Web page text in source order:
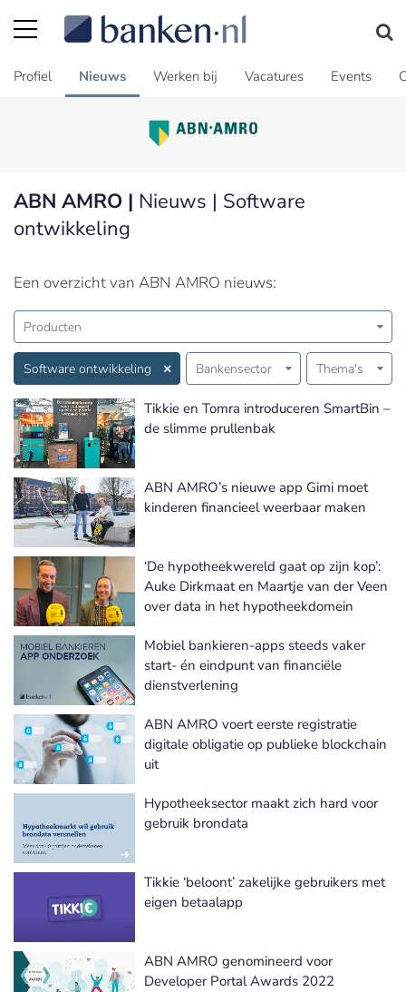
Profiel Nieuws Werken bij Vacatures Events
ABN AMRO | Nieuws | Software
ontwikkeling
Een overzicht van ABN AMRO nieuws:
Producten
Software ontwikkeling Bankensector Thema's
Tikkie en Tomra introduceren SmartBin –
de slimme prullenbak
ABN AMRO’s nieuwe app Gimi moet
kinderen financieel weerbaar maken
‘De hypotheekwereld gaat op zijn kop’:
Auke Dirkmaat en Maartje van der Veen
over data in het hypotheekdomein
Mobiel bankieren-apps steeds vaker
start- én eindpunt van financiële
dienstverlening
ABN AMRO voert eerste registratie
digitale obligatie op publieke blockchain
uit
Hypotheeksector maakt zich hard voor
gebruik brondata
Tikkie ‘beloont’ zakelijke gebruikers met
eigen betaalapp
ABN AMRO genomineerd voor
Developer Portal Awards 2022